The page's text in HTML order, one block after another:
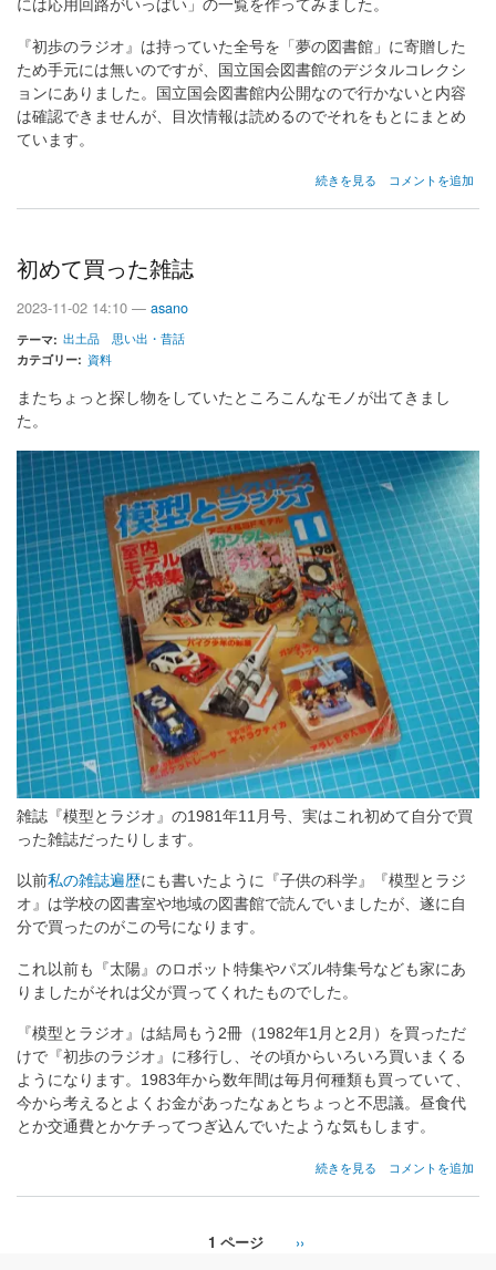
には応用回路がいっぱい」の一覧を作ってみました。
『初歩のラジオ』は持っていた全号を「夢の図書館」に寄贈した
ため手元には無いのですが、国立国会図書館のデジタルコレクシ
ョンにありました。国立国会図書館内公開なので行かないと内容
は確認できませんが、目次情報は読めるのでそれをもとにまとめ
ています。
デ
が
ぱ
い
の
続きを見る コメントを追加
初めて買った雑誌
2023-11-02 14:10 — asano
テーマ 出土品
思い出・昔話
カテゴリー
資料
またちょっと探し物をしていたところこんなモノが出てきまし
た。
雑誌『模型とラジオ』の1981年11月号、実はこれ初めて自分で買
った雑誌だったりします。
以前私の雑誌遍歴にも書いたように『子供の科学』『模型とラジ
オ』は学校の図書室や地域の図書館で読んでいましたが、遂に自
分で買ったのがこの号になります。
これ以前も『太陽』のロボット特集やパズル特集号なども家にあ
りましたがそれは父が買ってくれたものでした。
『模型とラジオ』は結局もう2冊（1982年1月と2月）を買っただ
けで『初歩のラジオ』に移行し、その頃からいろいろ買いまくる
ようになります。1983年から数年間は毎月何種類も買っていて、
今から考えるとよくお金があったなぁとちょっと不思議。昼食代
とか交通費とかケチってつぎ込んでいたような気もします。
初
続きを見る コメントを追加
1 ページ
次
››